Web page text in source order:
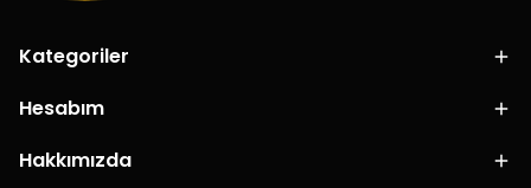
Kategoriler
Hesabım
Hakkımızda